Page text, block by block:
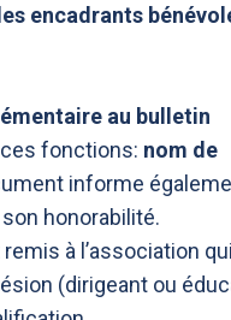
encadrants
au bulletin
fonctions: nom de
informe
honorabilité.
à l’association
(dirigeant ou